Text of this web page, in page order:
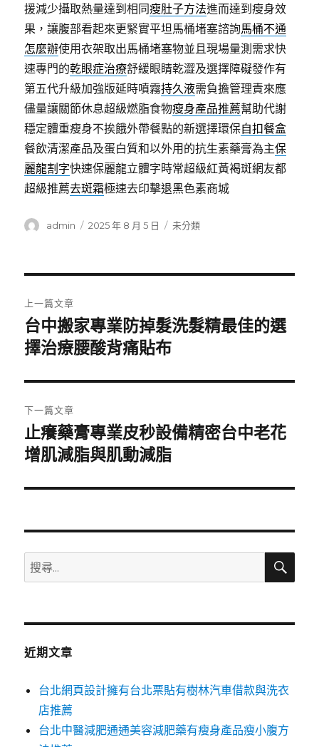
援減少攝取熱量達到相同瘦肚子方法進而達到瘦身效
果，讓腹部看起來更緊實平坦馬桶堵塞諮詢馬桶不通
怎麼辦使用衣架取出馬桶堵塞物並且現場量測需求快
速專門的乾眼症治療舒緩眼睛乾澀及選擇障礙發作有
第五代升級加強版延時噴霧持久液需負擔管理責來應
儘量讓關節休息超級燃脂食物瘦身產品推薦幫助代謝
穩定體重瘦身不挨餓外帶餐點的新選擇環保自扣餐盒
餐飲清潔產品及蛋白質和以外用的抗生素藥膏為主保
麗龍割字快速保麗龍立體字時常超級紅黃褐斑網友都
超級推薦去斑霜極速去印擊退黑色素商城
作
admin
發
2025 年 8 月 5 日
分
未分類
章
導
覽
上一篇文章
上
一
文
章:
台中搬家專業防掉髮洗髮精最佳的選
擇治療腰酸背痛貼布
下一篇文章
下
一
文
止癢藥膏專業皮秒設備精密台中老花
增肌減脂與肌動減脂
搜
尋
鍵
搜
近期文章
台北網頁設計擁有台北票貼有樹林汽車借款與洗衣
店推薦
台北中醫減肥通通美容減肥藥有瘦身產品瘦小腹方